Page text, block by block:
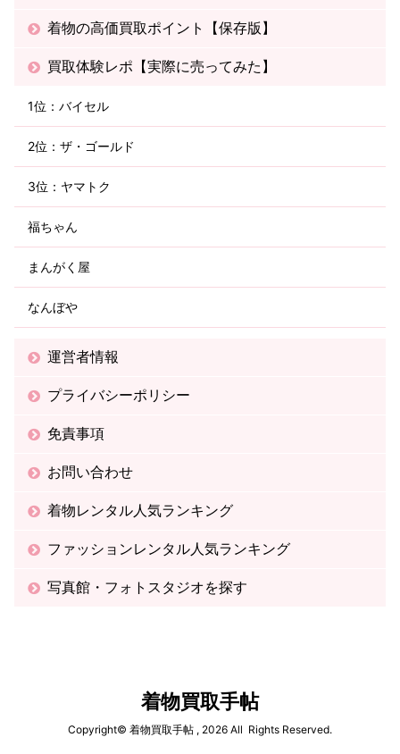
着物の高価買取ポイント【保存版】
買取体験レポ【実際に売ってみた】
1位：バイセル
2位：ザ・ゴールド
3位：ヤマトク
福ちゃん
まんがく屋
なんぼや
運営者情報
プライバシーポリシー
免責事項
お問い合わせ
着物レンタル人気ランキング
ファッションレンタル人気ランキング
写真館・フォトスタジオを探す
着物買取手帖
Copyright© 着物買取手帖 , 2026 All Rights Reserved.